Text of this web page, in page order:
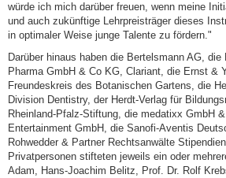
würde ich mich darüber freuen, wenn meine
und auch zukünftige Lehrpreisträger dieses
in optimaler Weise junge Talente zu fördern."
Darüber hinaus haben die Bertelsmann AG, die
Pharma GmbH & Co KG, Clariant, die Ernst &
Freundeskreis des Botanischen Gartens, die
Division Dentistry, der Herdt-Verlag für
Rheinland-Pfalz-Stiftung, die medatixx GmbH
Entertainment GmbH, die Sanofi-Aventis
Rohwedder & Partner Rechtsanwälte
Privatpersonen stifteten jeweils ein oder
Adam, Hans-Joachim Belitz, Prof. Dr. Rolf